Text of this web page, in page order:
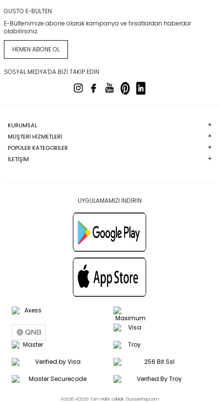
GUSTO E-BÜLTEN
E-Bültenimize abone olarak kampanya ve fırsatlardan haberdar
olabilirsiniz.
HEMEN ABONE OL
SOSYAL MEDYA’DA BIZI TAKIP EDIN
KURUMSAL
MÜŞTERI HIZMETLERI
POPÜLER KATEGORILER
İLETİŞİM
UYGULAMAMIZI İNDİRİN
©2026 ©2026 Tüm Hakkı Saklıdır. Gustoeshop.com